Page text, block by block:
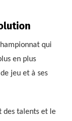
qui
en plus
jeu et à ses
des talents et le